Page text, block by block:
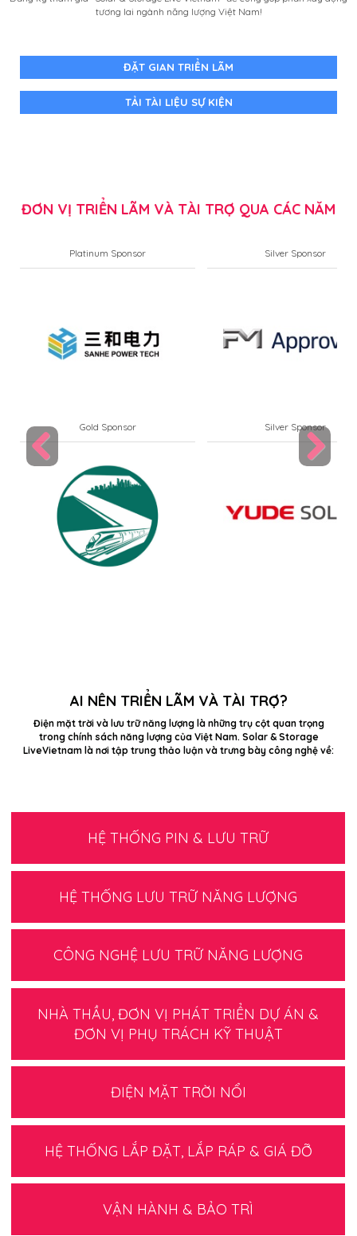
tương lai ngành năng lượng Việt Nam!​
ĐẶT GIAN TRIỂN LÃM
TẢI TÀI LIỆU SỰ KIỆN
ĐƠN VỊ TRIỂN LÃM VÀ TÀI TRỢ QUA CÁC NĂM
Platinum Sponsor
Gold Sponsor
Silver Sponsor
Silver Sponsor
AI NÊN TRIỂN LÃM VÀ TÀI TRỢ?
Điện mặt trời và lưu trữ năng lượng là những trụ cột quan trọng
trong chính sách năng lượng của Việt Nam. Solar & Storage
LiveVietnam là nơi tập trung thảo luận và trưng bày công nghệ về:
HỆ THỐNG PIN & LƯU TRỮ
HỆ THỐNG LƯU TRỮ NĂNG LƯỢNG
CÔNG NGHỆ LƯU TRỮ NĂNG LƯỢNG
NHÀ THẦU, ĐƠN VỊ PHÁT TRIỂN DỰ ÁN &
ĐƠN VỊ PHỤ TRÁCH KỸ THUẬT
ĐIỆN MẶT TRỜI NỔI
HỆ THỐNG LẮP ĐẶT, LẮP RÁP & GIÁ ĐỠ
VẬN HÀNH & BẢO TRÌ